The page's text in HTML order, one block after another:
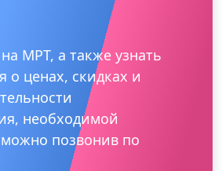
МРТ, а также узнать
о ценах, скидках и
необходимой
можно позвонив по